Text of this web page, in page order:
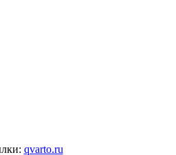
qvarto.ru